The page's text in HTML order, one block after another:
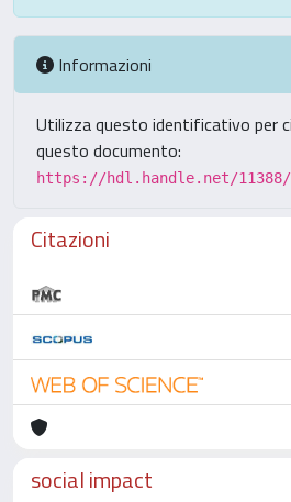
Informazioni
Utilizza questo identificativo per
questo documento:
https://hdl.handle.net/11388/
Citazioni
social impact